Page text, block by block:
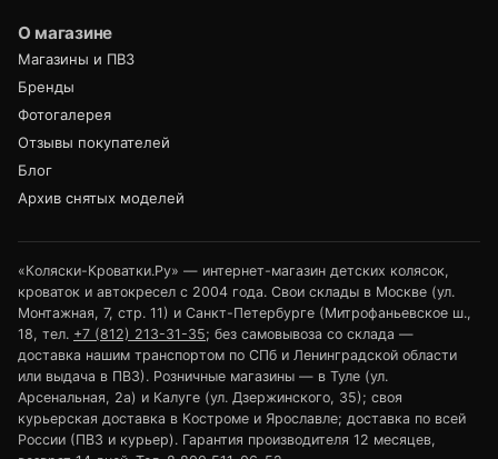
О магазине
Магазины и ПВЗ
Бренды
Фотогалерея
Отзывы покупателей
Блог
Архив снятых моделей
«Коляски-Кроватки.Ру» — интернет-магазин детских колясок,
кроваток и автокресел с 2004 года. Свои склады в Москве (ул.
Монтажная, 7, стр. 11) и Санкт-Петербурге (Митрофаньевское ш.,
18, тел. +7 (812) 213-31-35; без самовывоза со склада —
доставка нашим транспортом по СПб и Ленинградской области
или выдача в ПВЗ). Розничные магазины — в Туле (ул.
Арсенальная, 2а) и Калуге (ул. Дзержинского, 35); своя
курьерская доставка в Костроме и Ярославле; доставка по всей
России (ПВЗ и курьер). Гарантия производителя 12 месяцев,